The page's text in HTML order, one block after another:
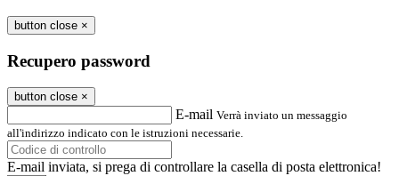
button close ×
Recupero password
button close ×
E-mail Verrà inviato un messaggio
all'indirizzo indicato con le istruzioni necessarie.
E-mail inviata, si prega di controllare la casella di posta elettronica!